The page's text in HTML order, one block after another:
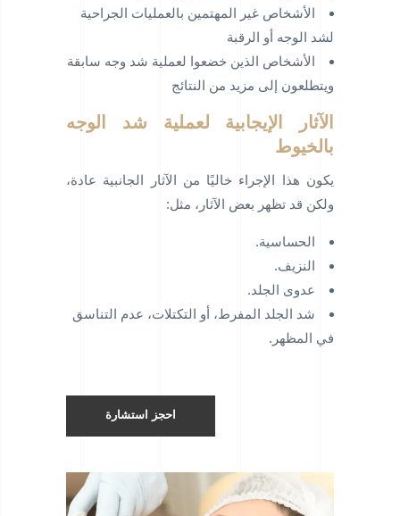
الأشخاص غير المهتمين بالعمليات الجراحية
لشد الوجه أو الرقبة
الأشخاص الذين خضعوا لعملية شد وجه سابقة
ويتطلعون إلى مزيد من النتائج
الآثار الإيجابية لعملية شد الوجه
بالخيوط
يكون هذا الإجراء خاليًا من الآثار الجانبية عادة،
ولكن قد تظهر بعض الآثار، مثل:
الحساسية.
النزيف.
عدوى الجلد.
شد الجلد المفرط، أو التكتلات، عدم التناسق
في المظهر.
احجز استشارة